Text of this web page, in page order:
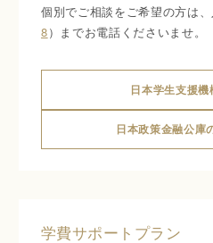
個別でご相談をご希望の方は
8）までお電話くださいませ。
日本学生支援
日本政策金融公庫
学費サポートプラン